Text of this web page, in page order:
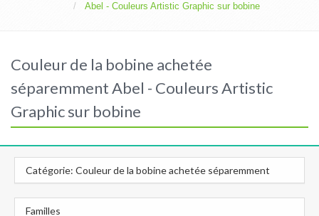
Abel - Couleurs Artistic Graphic sur bobine
Couleur de la bobine achetée
séparemment Abel - Couleurs Artistic
Graphic sur bobine
Catégorie: Couleur de la bobine achetée séparemment
Familles